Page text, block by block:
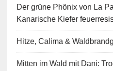
Der grüne Phönix von La
Kanarische Kiefer
Hitze, Calima &
Mitten im Wald mit Dani: